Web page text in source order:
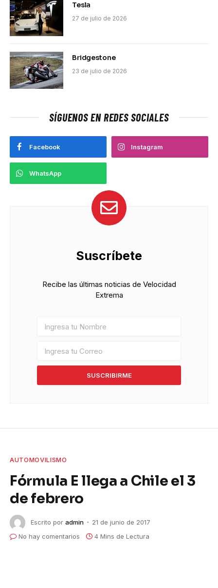
Tesla
27 de julio de 2026
Bridgestone
23 de julio de 2026
SÍGUENOS EN REDES SOCIALES
Facebook Instagram
WhatsApp
Suscríbete
Recibe las últimas noticias de Velocidad
Extrema
SUSCRIBIRME
AUTOMOVILISMO
Fórmula E llega a Chile el 3
de febrero
Escrito por admin
21 de junio de 2017
No hay comentarios
4 Mins de Lectura